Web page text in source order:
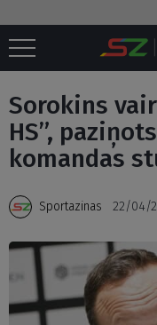
Sākums /
Sorokins
HS”,
komandas
Sportazinas 22/04/